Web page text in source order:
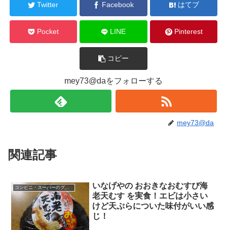
Twitter Facebook はてブ
Pocket LINE Pinterest
コピー
mey73@daをフォローする
mey73@da
関連記事
コンビニ・スーパーのグルメ
いなげやの おおきなおむすび海
老天むす を実食！エビは小さい
けど天ぷらについた味付がいい感
じ！